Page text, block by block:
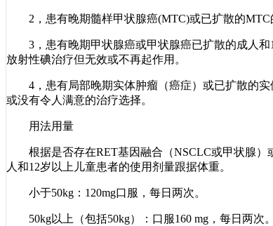
2，患有晚期髓样甲状腺癌(MTC)或已扩散的MTC
3，患有晚期甲状腺癌或甲状腺癌已扩散的成人和
放射性碘治疗但无效或不再起作用。
4，患有局部晚期实体肿瘤（癌症）或已扩散的实
或没有令人满意的治疗选择。
用法用量
根据是否存在RET基因融合（NSCLC或甲状腺）
人和12岁以上儿童患者的使用剂量跟据体重。
小于50kg：120mg口服，每日两次。
50kg以上（包括50kg）：口服160 mg，每日两次。